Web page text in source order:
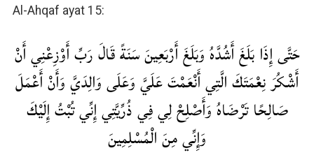
Al-Ahqaf ayat 15:
حَتَّى إِذَا بَلَغَ أَشُدَّهُ وَبَلَغَ أَرْبَعِينَ سَنَةً قَالَ رَبِّ أَوْزِعْنِي أَنْ
أَشْكُرَ نِعْمَتَكَ الَّتِي أَنْعَمْتَ عَلَيَّ وَعَلَى وَالِدَيَّ وَأَنْ أَعْمَلَ
صَالِحًا تَرْضَاهُ وَأَصْلِحْ لِي فِي ذُرِّيَّتِي إِنِّي تُبْتُ إِلَيْكَ
وَإِنِّي مِنَ الْمُسْلِمِينَ